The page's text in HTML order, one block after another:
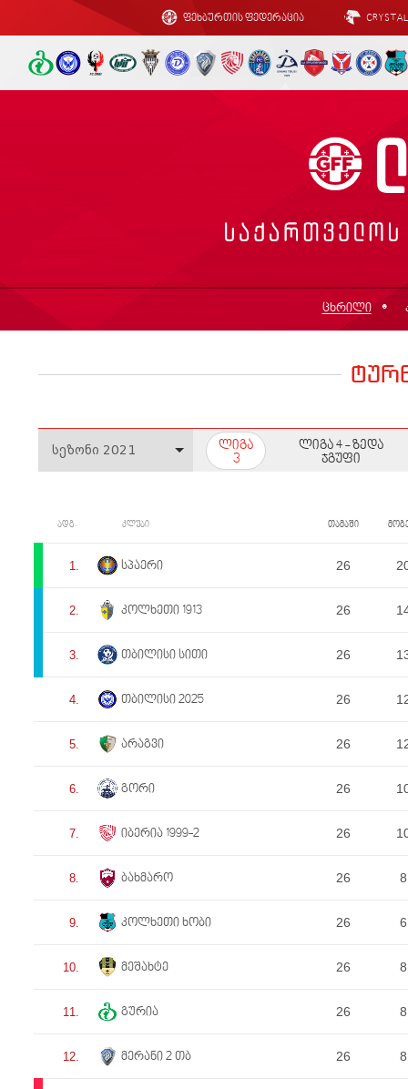
ფეხბურთის ფედერაცია
ცხრილი
ლიგა
3
ლიგა 4 - ზედა
ჯგუფი
ადგ. კლუბი თამაში
1. სპაერი 26
2. კოლხეთი 1913 26
3. თბილისი სითი 26
4. თბილისი 2025 26
5. არაგვი 26
6. გორი 26
7. იბერია 1999-2 26
8. ბახმარო 26 8
9. კოლხეთი ხობი 26 6
10. მეშახტე 26 8
11. გურია 26 8
12. მერანი 2 თბ 26 8